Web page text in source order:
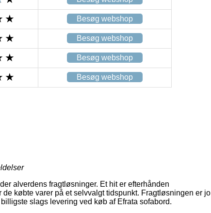
Besøg webshop
Besøg webshop
Besøg webshop
Besøg webshop
alverdens fragtløsninger. Et hit er efterhånden
købte varer på et selvvalgt tidspunkt. Fragtløsningen er jo
slags levering ved køb af Efrata sofabord.